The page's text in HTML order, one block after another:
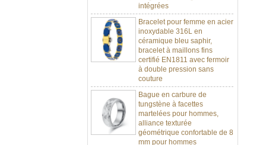
Bracelet pour femme en acier
inoxydable 316L en
céramique bleu saphir,
bracelet à maillons fins
certifié EN1811 avec fermoir
à double pression sans
couture
Bague en carbure de
tungstène à facettes
martelées pour hommes,
alliance texturée
géométrique confortable de 8
mm pour hommes